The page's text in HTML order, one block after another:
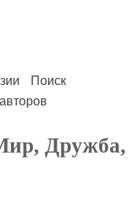
Поиск
Дружба,